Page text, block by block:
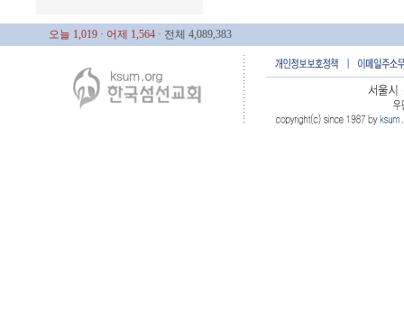
오늘 1,019 · 어제 1,564 · 전체 4,089,383